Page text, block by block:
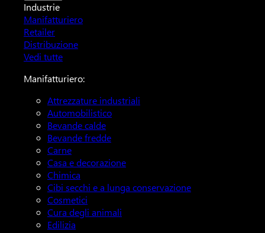
Industrie
Manifatturiero
Retailer
Distribuzione
Vedi tutte
Manifatturiero:
Attrezzature industriali
Automobilistico
Bevande calde
Bevande fredde
Carne
Casa e decorazione
Chimica
Cibi secchi e a lunga conservazione
Cosmetici
Cura degli animali
Edilizia